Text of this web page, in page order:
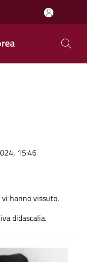
15:46
vi hanno vissuto.
didascalia.